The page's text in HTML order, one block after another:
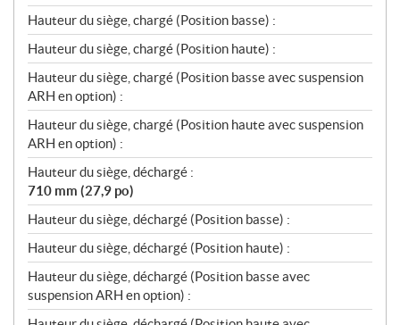
Hauteur du siège, chargé (Position basse) :
Hauteur du siège, chargé (Position haute) :
Hauteur du siège, chargé (Position basse avec suspension
ARH en option) :
Hauteur du siège, chargé (Position haute avec suspension
ARH en option) :
Hauteur du siège, déchargé :
710 mm (27,9 po)
Hauteur du siège, déchargé (Position basse) :
Hauteur du siège, déchargé (Position haute) :
Hauteur du siège, déchargé (Position basse avec
suspension ARH en option) :